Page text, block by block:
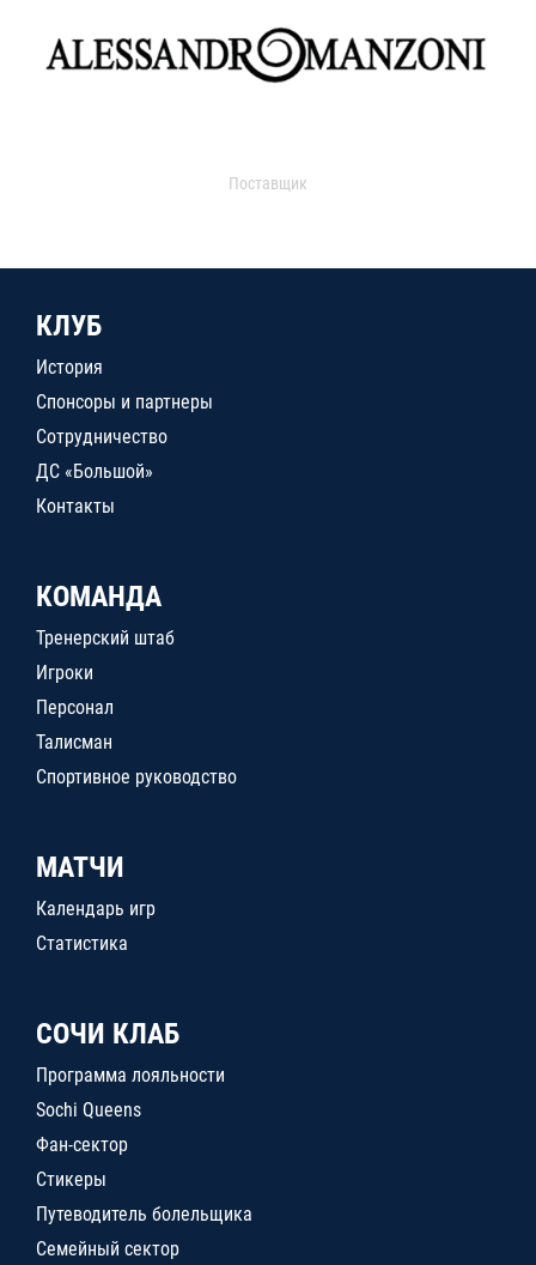
Поставщик
КЛУБ
История
Спонсоры и партнеры
Сотрудничество
ДС «Большой»
Контакты
КОМАНДА
Тренерский штаб
Игроки
Персонал
Талисман
Спортивное руководство
МАТЧИ
Календарь игр
Статистика
СОЧИ КЛАБ
Программа лояльности
Sochi Queens
Фан-сектор
Стикеры
Путеводитель болельщика
Семейный сектор